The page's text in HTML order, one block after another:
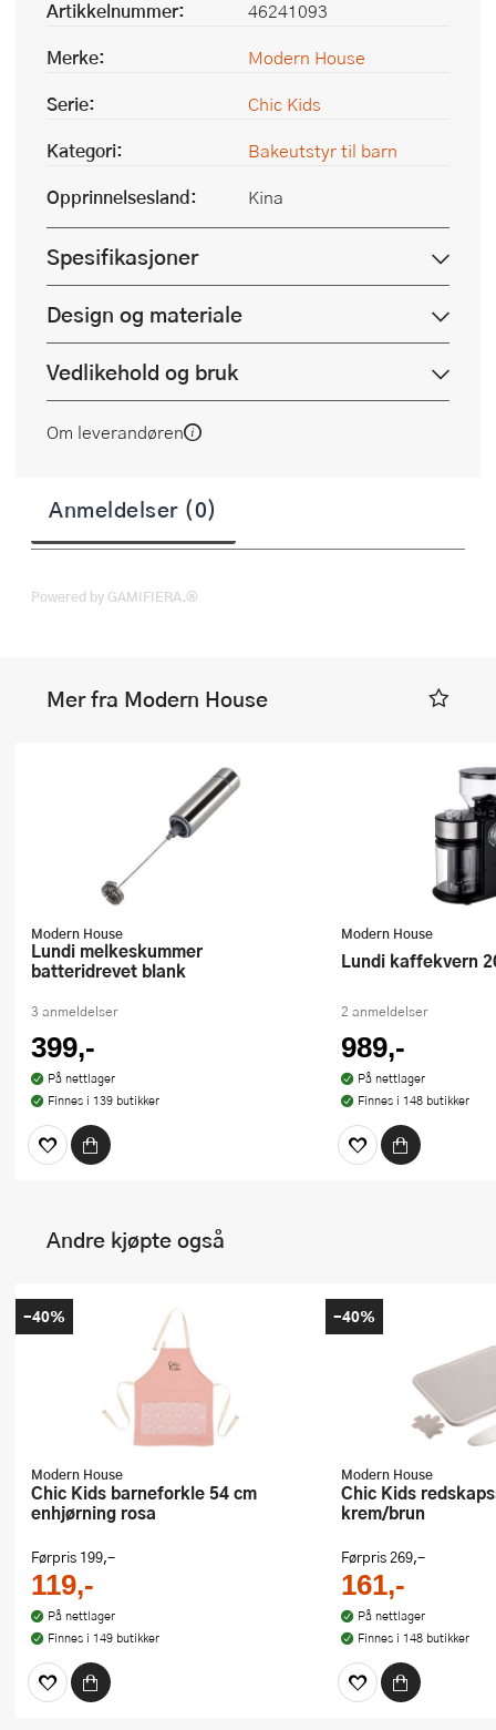
Artikkelnummer:
46241093
Merke:
Modern House
Serie:
Chic Kids
Kategori:
Bakeutstyr til barn
Opprinnelsesland:
Kina
Spesifikasjoner
Design og materiale
Vedlikehold og bruk
Om leverandøren
Anmeldelser (0)
Powered by GAMIFIERA.®
Mer fra Modern House
Modern House
Lundi melkeskummer
batteridrevet blank
3 anmeldelser
399,-
På nettlager
Finnes i 139 butikker
Modern House
Lundi kaffekvern
2 anmeldelser
989,-
På nettlager
Finnes i 148 butikker
Andre kjøpte også
Modern House
Chic Kids barneforkle 54 cm
enhjørning rosa
Førpris 199,-
119,-
På nettlager
Finnes i 149 butikker
-40%
Modern House
Chic Kids redskapssett 3 deler
krem/brun
Førpris269,-
161,-
På nettlager
Finnes i 148 butikker
-40%